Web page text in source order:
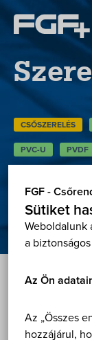
FGF -
Sütiket
Weboldalunk
a
Az Ön
Az „Összes
hozzájárul,
CSŐSZERELÉS
PVC-U PVDF
Vissza